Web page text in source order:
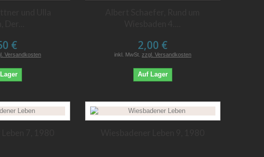
€
Versandkosten
2,00 €
inkl. MwSt. zzgl. Versandkosten
Auf Lager